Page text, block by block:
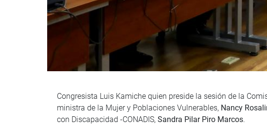
Congresista Luis Kamiche quien preside la sesión de la
ministra de la Mujer y Poblaciones Vulnerables, Nancy
con Discapacidad -CONADIS, Sandra Pilar Piro Marcos.